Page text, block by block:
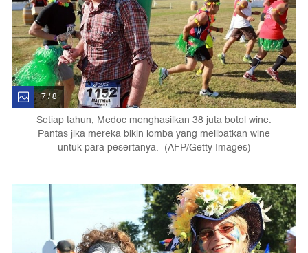
7 / 8
Setiap tahun, Medoc menghasilkan 38 juta botol wine.
Pantas jika mereka bikin lomba yang melibatkan wine
untuk para pesertanya. (AFP/Getty Images)